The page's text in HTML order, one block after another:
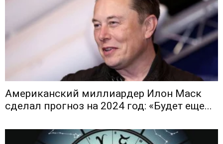
Американский миллиардер Илон Маск
сделал прогноз на 2024 год: «Будет еще...